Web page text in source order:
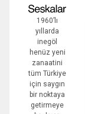
1960’lı
yıllarda
inegöl
henüz yeni
zanaatini
tüm Türkiye
için saygın
bir noktaya
getirmeye